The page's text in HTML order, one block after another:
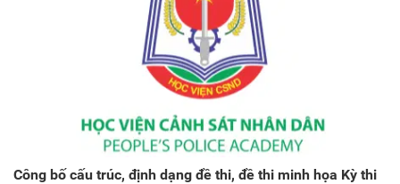
Công bố cấu trúc, định dạng đề thi, đề thi minh họa Kỳ thi